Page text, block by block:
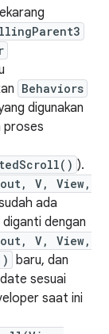
Behaviors
digunakan
proses
).
V, View,
ada
dengan
V, View,
baru, dan
sesuai
saat ini